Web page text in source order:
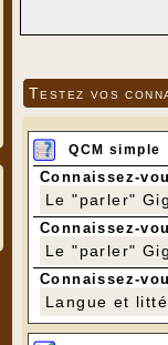
Il est
Testez vos
QCM simple
Connaissez-
Le "parler"
Connaissez-
Le "parler"
Connaissez-
Langue et